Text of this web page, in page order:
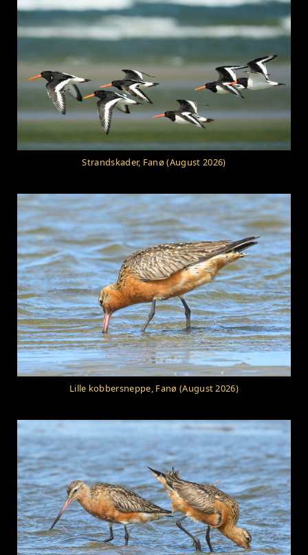
Strandskader, Fanø (August 2026)
Lille kobbersneppe, Fanø (August 2026)